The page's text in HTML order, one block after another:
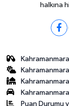
halkına
Puan Durumu